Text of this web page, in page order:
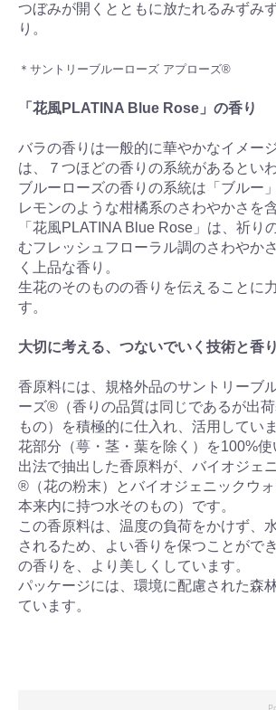
つぼみが開くとともに放たれるみずみ
り。
＊サントリーブルーローズ アプローズ®
「花風PLATINA Blue Rose」の香り
バラの香りは一般的に華やかなイメー
は、７つほどの香りの系統があるとい
ブルーローズの香りの系統は「ブルー
レモンのような柑橘系のさわやかさを
「花風PLATINA Blue Rose」は、祈り
むフレッシュフローラル調のさわやか
く上品な香り。
生花のそのものの香りを伝えることに
す。
大切に考える、つないでいく技術と香
香原料には、規格外品のサントリーブ
ーズ®（香りの品質は同じであるが出
もの）を積極的に仕入れ、活用していま
花部分（萼・茎・葉を除く）を100%
出法で抽出した香原料が、バイオジェ
®（花の粉末）とバイオジェニックウ
本来内に持つ水そのもの）です。
この香原料は、温度の負荷をかけず、
されるため、よい香りを保つことがで
の香りを、より美しくしています。
パッケージには、環境に配慮された森
ています。